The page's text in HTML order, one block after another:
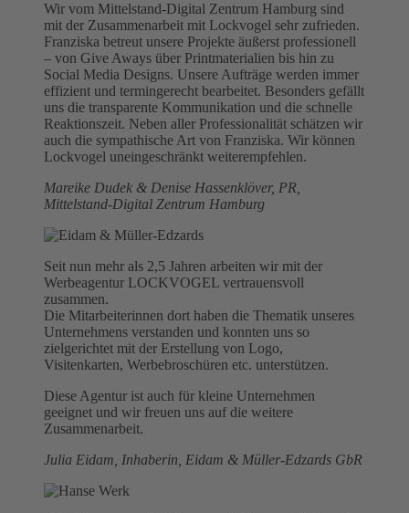
Wir vom Mittelstand-Digital Zentrum Hamburg sind
mit der Zusammenarbeit mit Lockvogel sehr zufrieden.
Franziska betreut unsere Projekte äußerst professionell
– von Give Aways über Printmaterialien bis hin zu
Social Media Designs. Unsere Aufträge werden immer
effizient und termingerecht bearbeitet. Besonders gefällt
uns die transparente Kommunikation und die schnelle
Reaktionszeit. Neben aller Professionalität schätzen wir
auch die sympathische Art von Franziska. Wir können
Lockvogel uneingeschränkt weiterempfehlen.
Mareike Dudek & Denise Hassenklöver, PR,
Mittelstand-Digital Zentrum Hamburg
Seit nun mehr als 2,5 Jahren arbeiten wir mit der
Werbeagentur LOCKVOGEL vertrauensvoll
zusammen.
Die Mitarbeiterinnen dort haben die Thematik unseres
Unternehmens verstanden und konnten uns so
zielgerichtet mit der Erstellung von Logo,
Visitenkarten, Werbebroschüren etc. unterstützen.
Diese Agentur ist auch für kleine Unternehmen
geeignet und wir freuen uns auf die weitere
Zusammenarbeit.
Julia Eidam, Inhaberin, Eidam & Müller-Edzards GbR